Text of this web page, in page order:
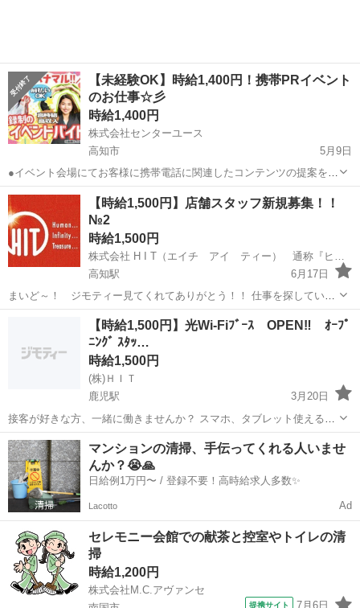
【未経験OK】時給1,400円！携帯PRイベント
のお仕事☆彡
時給1,400円
株式会社センターユース
高知市
5月9日
●イベント会場にてお客様に携帯電話に関連したコンテンツの提案をし
ます。 会場には販売員の方もいますので携帯電話の販売経験や知識が
無くても大丈夫です。 大学生やフリーターの方が多い職場で自由な働
き方が選べることもポイントで...
高知 高知市 その他 縁日
【時給1,500円】店舗スタッフ新規募集！！
№2
時給1,500円
高知駅
6月17日
まいど～！ ジモティー見てくれてありがとう！！ 仕事を探している
人は、最後まで見てくださいね♪ 新規スタッフ 大・大募集！！
【時 給】1500円 【勤務日】週3日～5日（土・日・祝 のみ可能で
す） 【勤務...
高知駅 その他
【時給1,500円】光Wi-Fiﾌﾞｰｽ OPEN‼ ｵｰﾌﾟ
ﾆﾝｸﾞ ｽﾀｯ…
時給1,500円
(株)ＨＩＴ
鹿児駅
3月20日
接客が好きな方、一緒に働きませんか？ スマホ、タブレット使える方
人が集まるイベントが好きな方 新規オープニングスタッフの大募集‼
家電量販店に『光Wi-Fiブースがオープン‼』します。 【仕事内容】
家...
高知 高知市 その他 タブレット
マンションの清掃、手伝ってくれる人いませ
んか？😭🙏
日給例1万円〜 / 登録不要！高時給求人多数✨
Lacotto Ad
セレモニー会館での献茶と控室やトイレの清
掃
時給1,200円
株式会社M.C.アヴァンセ
提携サイト 7月6日